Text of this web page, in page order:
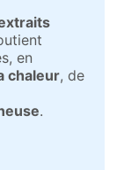
en
chaleur, de
.